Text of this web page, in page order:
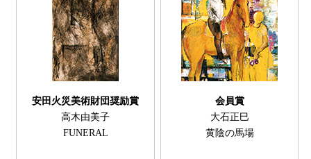
安田火災美術財団奨励賞
高木由美子
FUNERAL
会員賞
大石正巳
黄陰の馬場